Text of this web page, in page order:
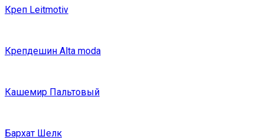
Креп Leitmotiv
Крепдешин Alta moda
Кашемир Пальтовый
Бархат Шелк